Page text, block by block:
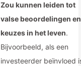
Zou kunnen leiden tot
valse beoordelingen en
keuzes in het leven.
Bijvoorbeeld, als een
investeerder beïnvloed